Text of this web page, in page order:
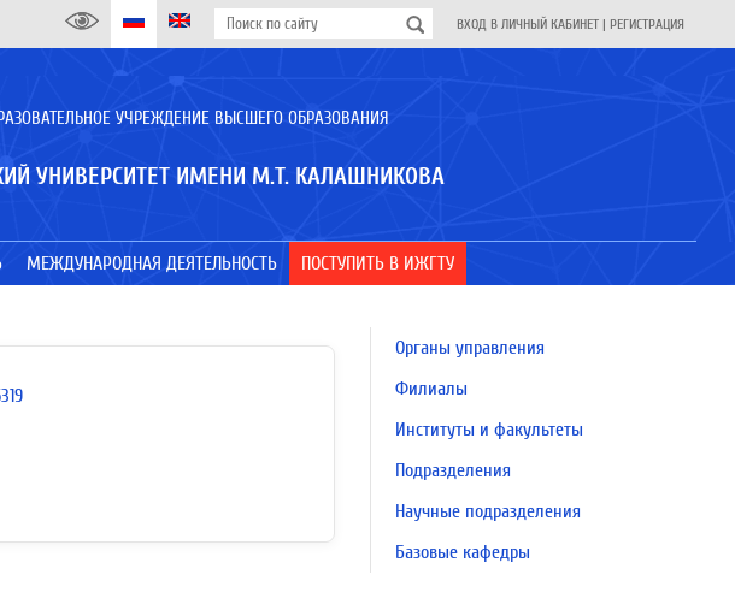
ВХОД В ЛИЧНЫЙ КАБИНЕТ | РЕГИСТРАЦИЯ
УЧРЕЖДЕНИЕ ВЫСШЕГО ОБРАЗОВАНИЯ
УНИВЕРСИТЕТ ИМЕНИ М.Т. КАЛАШНИКОВА
МЕЖДУНАРОДНАЯ ДЕЯТЕЛЬНОСТЬ ПОСТУПИТЬ В ИЖГТУ
Органы управления
Филиалы
Институты и факультеты
Подразделения
Научные подразделения
Базовые кафедры